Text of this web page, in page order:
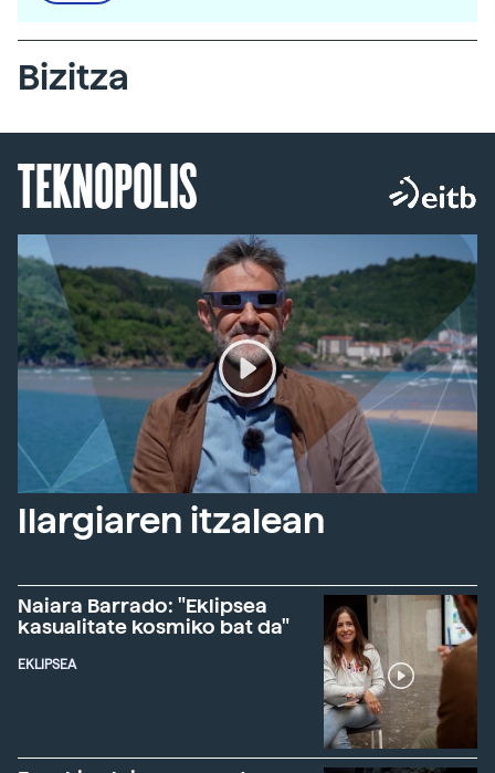
Bizitza
TEKNOPOLIS
Ilargiaren itzalean
Naiara Barrado: "Eklipsea
kasualitate kosmiko bat da"
EKLIPSEA